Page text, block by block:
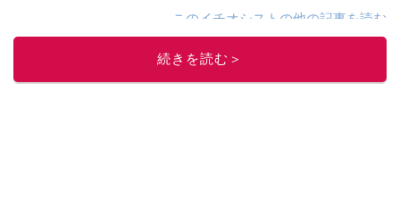
このイチオシストの他の記事を読む
続きを読む＞